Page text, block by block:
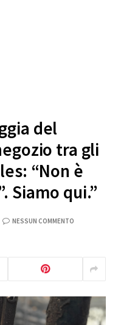
del
tra gli
“Non è
Siamo qui.”
NESSUN COMMENTO